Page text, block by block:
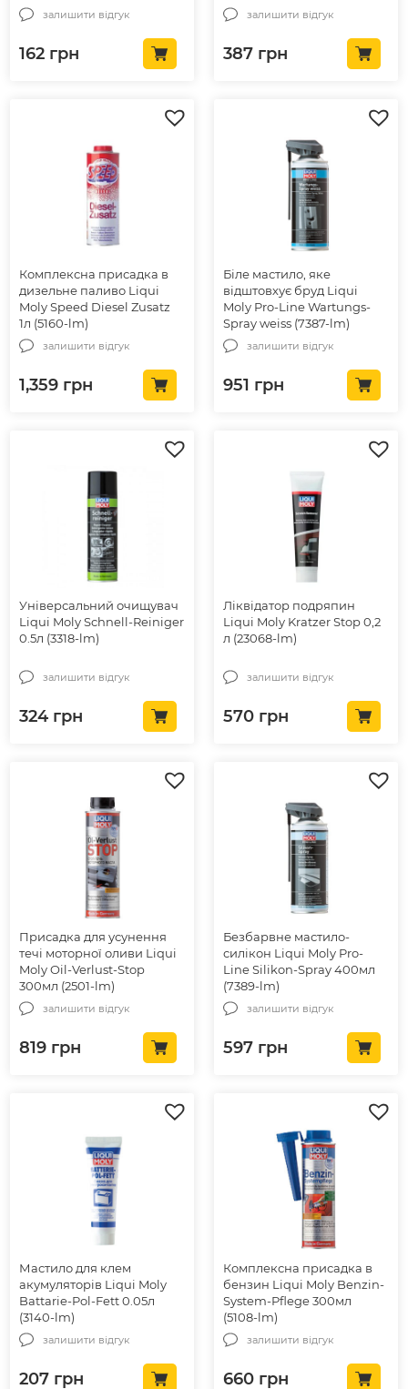
залишити відгук
162 грн
0.25л. (21708-lm)
залишити відгук
387 грн
Комплексна присадка в
дизельне паливо Liqui
Moly Speed Diesel Zusatz
1л (5160-lm)
залишити відгук
1,359 грн
Біле мастило, яке
відштовхує бруд Liqui
Moly Pro-Line Wartungs-
Spray weiss (7387-lm)
залишити відгук
951 грн
Універсальний очищувач
Liqui Moly Schnell-Reiniger
0.5л (3318-lm)
залишити відгук
324 грн
Ліквідатор подряпин
Liqui Moly Kratzer Stop 0,2
л (23068-lm)
залишити відгук
570 грн
Присадка для усунення
течі моторної оливи Liqui
Moly Oil-Verlust-Stop
300мл (2501-lm)
залишити відгук
819 грн
Безбарвне мастило-
силікон Liqui Moly Pro-
Line Silikon-Spray 400мл
(7389-lm)
залишити відгук
597 грн
Мастило для клем
акумуляторів Liqui Moly
Battarie-Pol-Fett 0.05л
(3140-lm)
залишити відгук
207 грн
Комплексна присадка в
бензин Liqui Moly Benzin-
System-Pflege 300мл
(5108-lm)
залишити відгук
660 грн